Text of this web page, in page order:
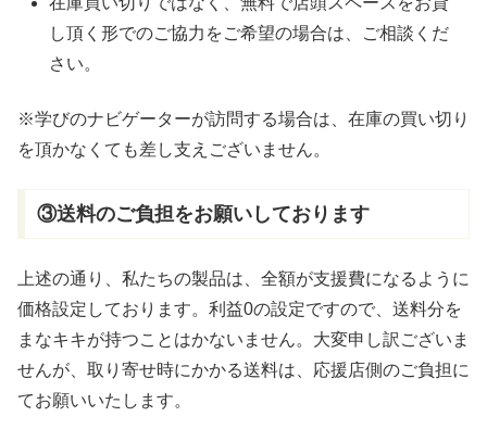
し頂く形でのご協力をご希望の場合は、ご相談くだ
さい。
※学びのナビゲーターが訪問する場合は、在庫の買い切り
を頂かなくても差し支えございません。
③送料のご負担をお願いしております
上述の通り、私たちの製品は、全額が支援費になるように
価格設定しております。利益0の設定ですので、送料分を
まなキキが持つことはかないません。大変申し訳ございま
せんが、取り寄せ時にかかる送料は、応援店側のご負担に
てお願いいたします。